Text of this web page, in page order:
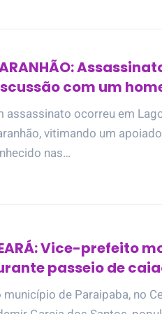
com um
física em
assassinato ocorreu em
vitimando um
nas…
Vice-prefeito
passeio de
de Paraipaba
município de Paraipaba, no